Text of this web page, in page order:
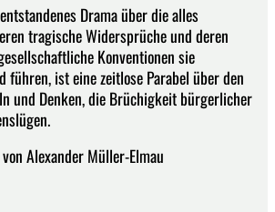
Drama über die alles
tragische Widersprüche und deren
Konventionen sie
führen, ist eine zeitlose Parabel über den
und Denken, die Brüchigkeit bürgerlicher
Alexander Müller-Elmau